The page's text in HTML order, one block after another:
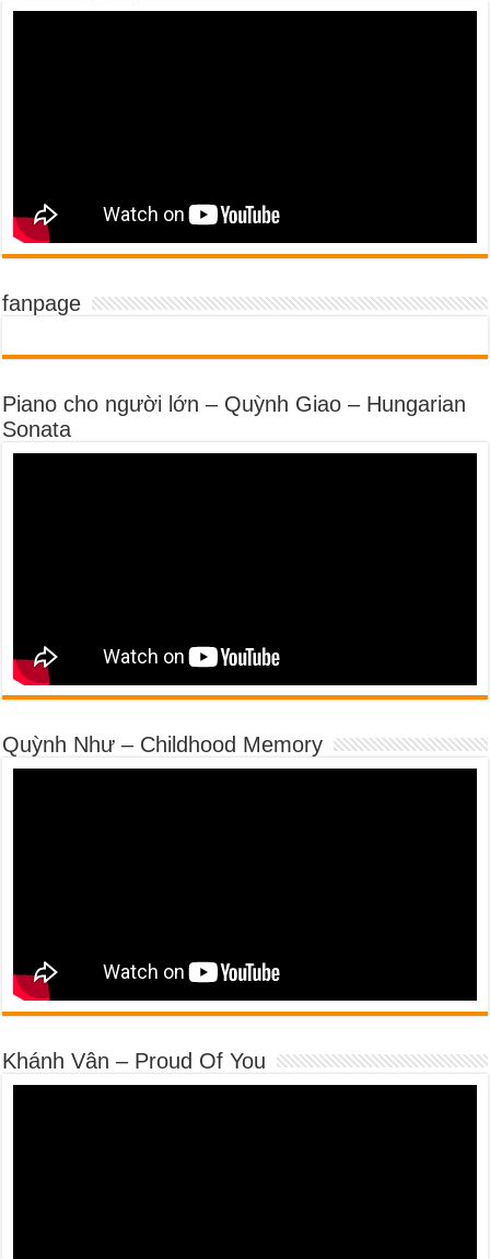
fanpage
Piano cho người lớn – Quỳnh Giao – Hungarian
Sonata
Quỳnh Như – Childhood Memory
Khánh Vân – Proud Of You